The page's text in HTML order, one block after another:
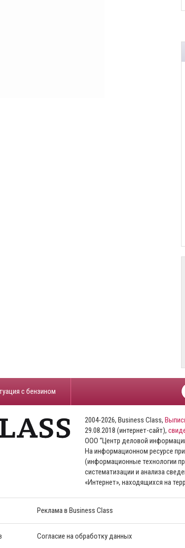
с бензином
2004-2026, Business Class,
29.08.2018 (интернет-сайт),
ООО “Центр деловой
На информационном ресурсе
(информационные технологии
систематизации и анализа
«Интернет», находящихся на
Реклама в Business Class
Согласие на обработку данных